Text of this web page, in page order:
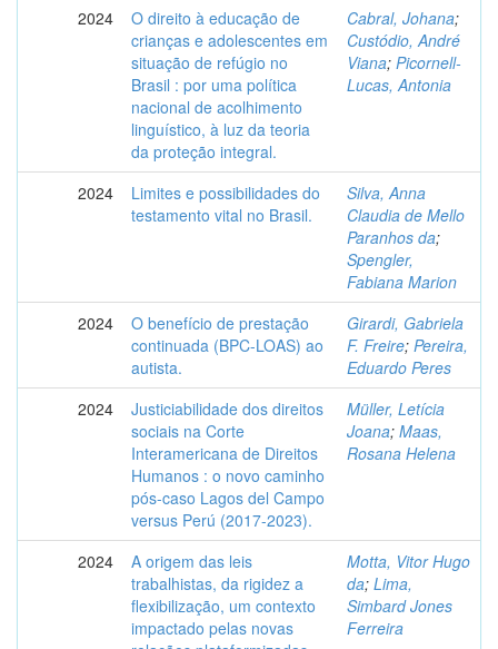
2024
O direito à educação de
crianças e adolescentes em
situação de refúgio no
Brasil : por uma política
nacional de acolhimento
linguístico, à luz da teoria
da proteção integral.
Cabral, Johana;
Custódio, André
Viana; Picornell-
Lucas, Antonia
2024
Limites e possibilidades do
testamento vital no Brasil.
Silva, Anna
Claudia de Mello
Paranhos da;
Spengler,
Fabiana Marion
2024
O benefício de prestação
continuada (BPC-LOAS) ao
autista.
Girardi, Gabriela
F. Freire; Pereira,
Eduardo Peres
2024
Justiciabilidade dos direitos
sociais na Corte
Interamericana de Direitos
Humanos : o novo caminho
pós-caso Lagos del Campo
versus Perú (2017-2023).
Müller, Letícia
Joana; Maas,
Rosana Helena
2024
A origem das leis
trabalhistas, da rigidez a
flexibilização, um contexto
impactado pelas novas
Motta, Vitor Hugo
da; Lima,
Simbard Jones
Ferreira